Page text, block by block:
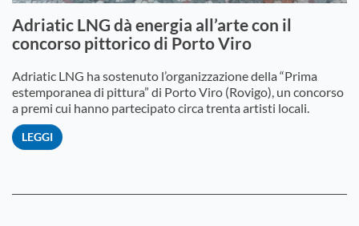
Adriatic LNG dà energia all’arte con il
concorso pittorico di Porto Viro
Adriatic LNG ha sostenuto l’organizzazione della “Prima
estemporanea di pittura” di Porto Viro (Rovigo), un concorso
a premi cui hanno partecipato circa trenta artisti locali.
LEGGI